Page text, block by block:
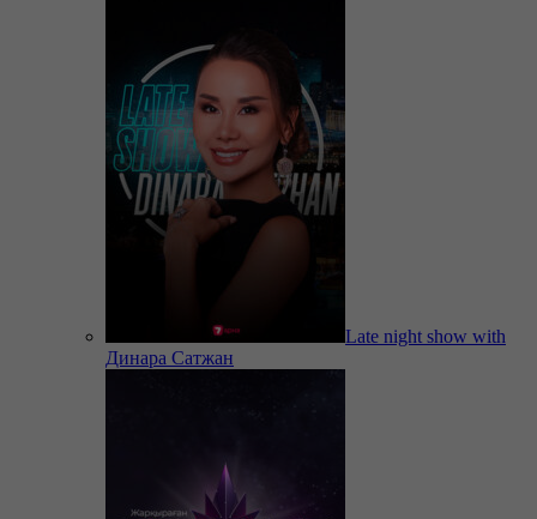
Late night show with
Динара Сатжан